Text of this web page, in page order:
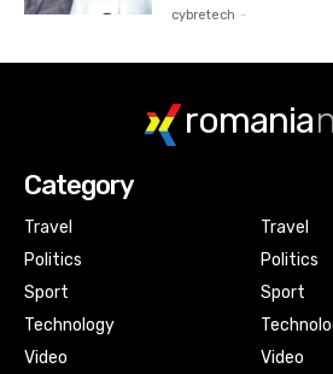
cybretech -
romania
Category
Travel
Politics
Sport
Technology
Video
Travel
Politics
Sport
Video